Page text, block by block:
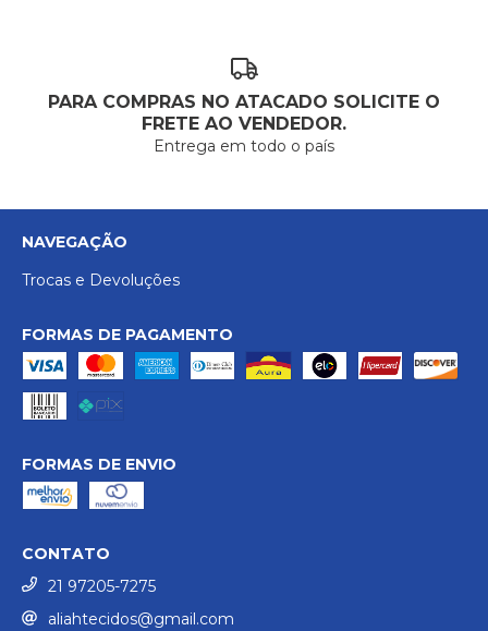
PARA COMPRAS NO ATACADO SOLICITE O
FRETE AO VENDEDOR.
Entrega em todo o país
NAVEGAÇÃO
Trocas e Devoluções
FORMAS DE PAGAMENTO
FORMAS DE ENVIO
CONTATO
21 97205-7275
aliahtecidos@gmail.com